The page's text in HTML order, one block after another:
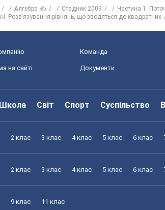
Алгебра ✍ Стадник 2009
Частина 1.
Розв’язування рівнянь, що зводяться до квадратних
Команда
на сайті Документи
Світ Спорт Суспільство
2 клас 3 клас 4 клас 5 клас 6 клас
2 клас 3 клас 4 клас 5 клас 6 клас
9 клас 11 клас